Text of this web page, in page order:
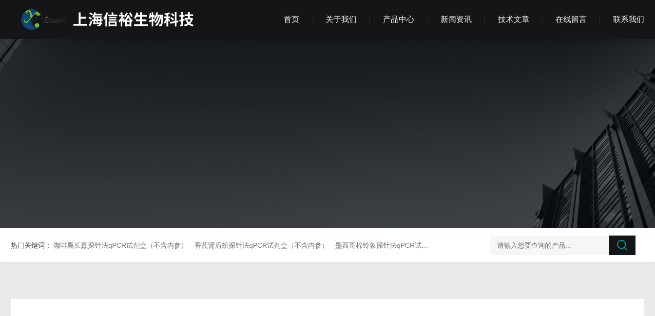
首页 关于我们 产品中心 新闻资讯 技术文章 在线留言 联系我们
热门关键词： 咖啡黑长蠹探针法qPCR试剂盒（不含内参） 香蕉肾盾蚧探针法qPCR试剂盒（不含内参） 墨西哥棉铃象探针法qPCR试剂盒（不含内参） 榛子东部枯萎病菌探针法qPCR试剂盒不含内参